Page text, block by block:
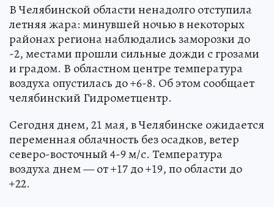
В Челябинской области ненадолго отступила
летняя жара: минувшей ночью в некоторых
районах региона наблюдались заморозки до
-2, местами прошли сильные дожди с грозами
и градом. В областном центре температура
воздуха опустилась до +6-8. Об этом сообщает
челябинский Гидрометцентр.
Сегодня днем, 21 мая, в Челябинске ожидается
переменная облачность без осадков, ветер
северо-восточный 4-9 м/с. Температура
воздуха днем — от +17 до +19, по области до
+22.